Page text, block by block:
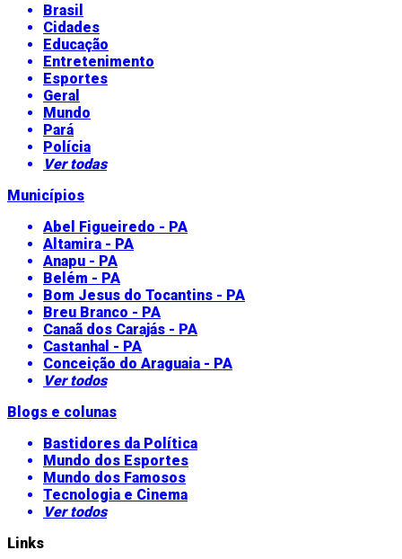
Brasil
Cidades
Educação
Entretenimento
Esportes
Geral
Mundo
Pará
Polícia
Ver todas
Municípios
Abel Figueiredo - PA
Altamira - PA
Anapu - PA
Belém - PA
Bom Jesus do Tocantins - PA
Breu Branco - PA
Canaã dos Carajás - PA
Castanhal - PA
Conceição do Araguaia - PA
Ver todos
Blogs e colunas
Bastidores da Política
Mundo dos Esportes
Mundo dos Famosos
Tecnologia e Cinema
Ver todos
Links